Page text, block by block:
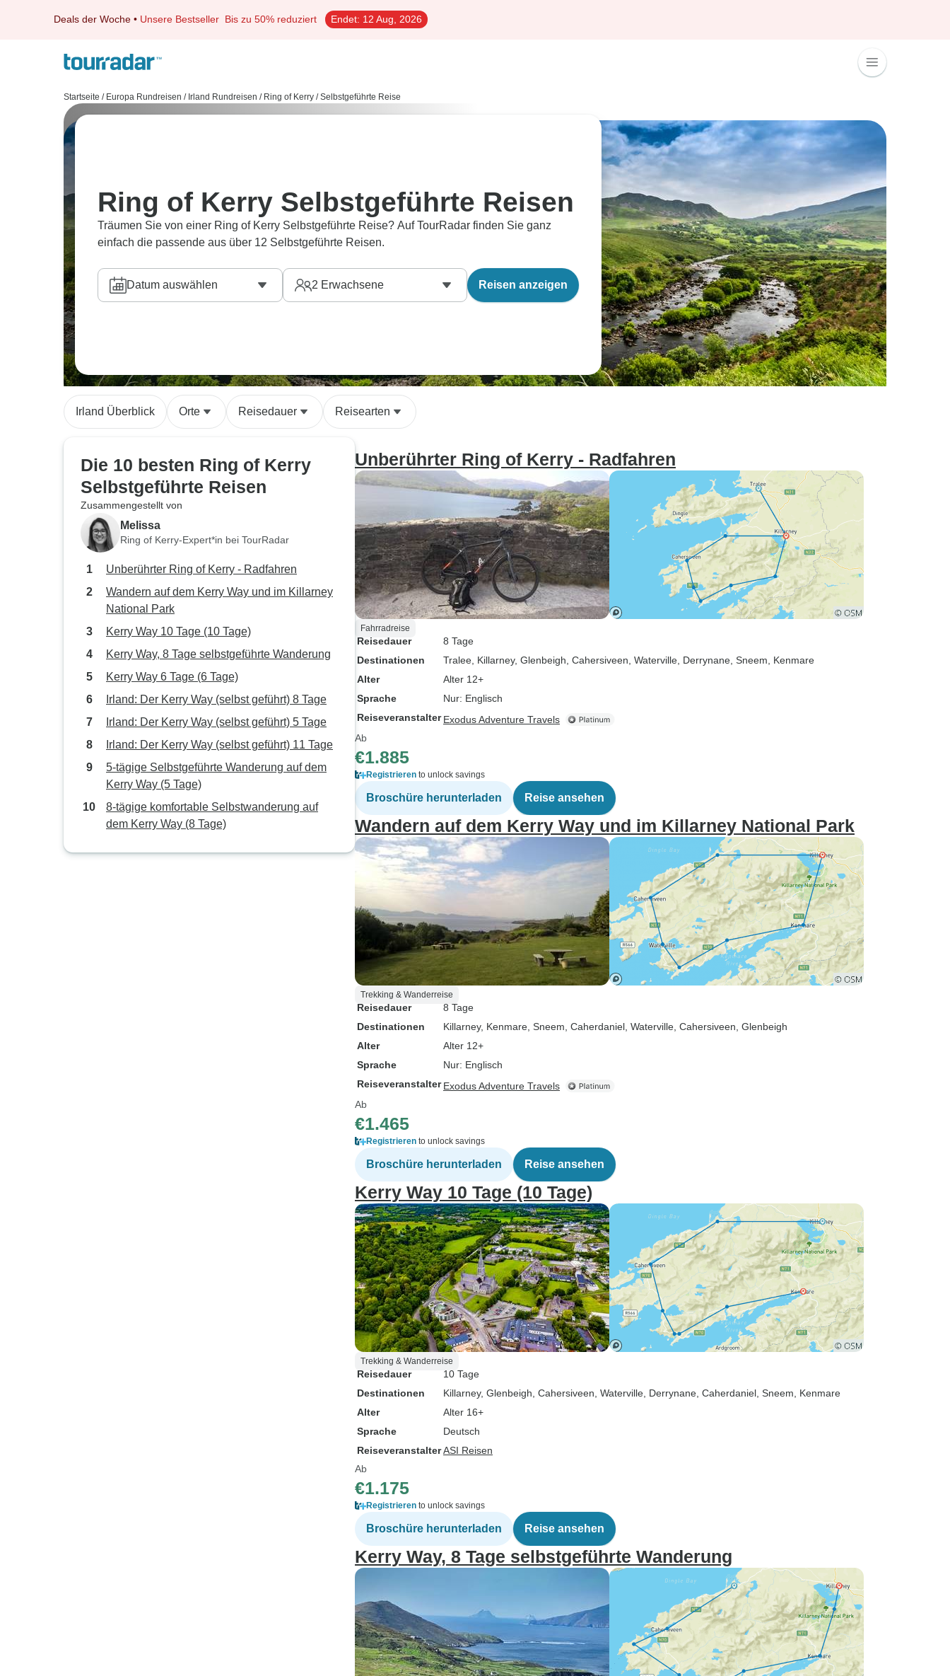
Deals der Woche • Unsere Bestseller Bis zu 50% reduziert Endet: 12 Aug, 2026
Startseite / Europa Rundreisen / Irland Rundreisen / Ring of Kerry / Selbstgeführte Reise
Ring of Kerry Selbstgeführte Reisen
Träumen Sie von einer Ring of Kerry Selbstgeführte Reise? Auf TourRadar finden Sie ganz
einfach die passende aus über 12 Selbstgeführte Reisen.
Datum auswählen 2 Erwachsene Reisen anzeigen
Irland Überblick Orte Reisedauer Reisearten
Die 10 besten Ring of Kerry
Selbstgeführte Reisen
Zusammengestellt von
Melissa
Ring of Kerry-Expert*in bei TourRadar
Unberührter Ring of Kerry - Radfahren
Wandern auf dem Kerry Way und im Killarney
National Park
Kerry Way 10 Tage (10 Tage)
Kerry Way, 8 Tage selbstgeführte Wanderung
Kerry Way 6 Tage (6 Tage)
Irland: Der Kerry Way (selbst geführt) 8 Tage
Irland: Der Kerry Way (selbst geführt) 5 Tage
Irland: Der Kerry Way (selbst geführt) 11 Tage
5‑tägige Selbstgeführte Wanderung auf dem
Kerry Way (5 Tage)
8-tägige komfortable Selbstwanderung auf
dem Kerry Way (8 Tage)
Unberührter Ring of Kerry - Radfahren
Fahrradreise
Reisedauer
8 Tage
Destinationen
Tralee , Killarney, Glenbeigh , Cahersiveen , Waterville , Derrynane , Sneem , Kenmare
Alter
Alter 12+
Sprache
Nur: Englisch
Reiseveranstalter Exodus Adventure Travels
Ab
€1.885
Registrieren to unlock savings
Broschüre herunterladen Reise ansehen
Wandern auf dem Kerry Way und im Killarney National Park
Trekking & Wanderreise
Reisedauer
8 Tage
Destinationen
Killarney, Kenmare , Sneem , Caherdaniel , Waterville , Cahersiveen , Glenbeigh
Alter
Alter 12+
Sprache
Nur: Englisch
Reiseveranstalter Exodus Adventure Travels
Ab
€1.465
Registrieren to unlock savings
Broschüre herunterladen Reise ansehen
Kerry Way 10 Tage (10 Tage)
Trekking & Wanderreise
Reisedauer
10 Tage
Destinationen
Killarney, Glenbeigh , Cahersiveen , Waterville , Derrynane , Caherdaniel , Sneem , Kenmare
Alter
Alter 16+
Sprache
Deutsch
ReiseveranstalterASI Reisen
Ab
€1.175
Registrieren to unlock savings
Broschüre herunterladen Reise ansehen
Kerry Way, 8 Tage selbstgeführte Wanderung